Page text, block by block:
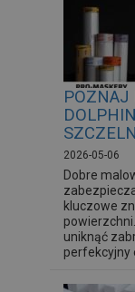
POZNAJ
2026-05-06
Dobre
kluczowe
uniknąć
perfekcyjny